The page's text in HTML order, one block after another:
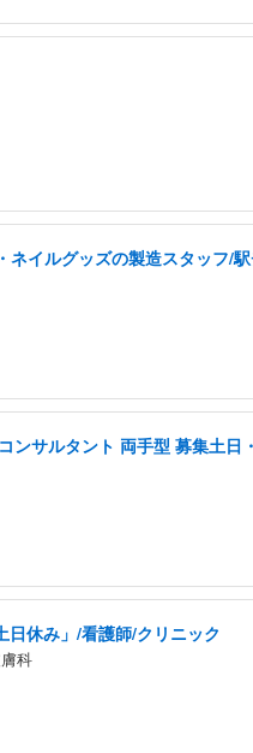
ネイルグッズの製造スタッフ
ンサルタント 両手型 募集土日
日休み」/看護師/クリニック
科